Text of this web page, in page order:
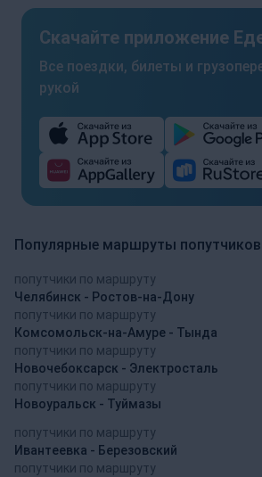
Скачайте приложение
Все поездки, билеты и
рукой
Популярные маршруты попутчиков
попутчики по маршруту
Челябинск - Ростов-на-Дону
попутчики по маршруту
Комсомольск-на-Амуре - Тында
попутчики по маршруту
Новочебоксарск - Электросталь
попутчики по маршруту
Новоуральск - Туймазы
попутчики по маршруту
Ивантеевка - Березовский
попутчики по маршруту